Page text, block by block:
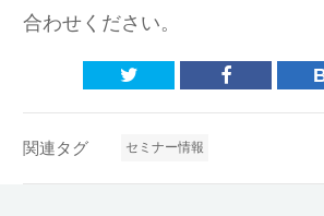
合わせください。
関連タグ セミナー情報